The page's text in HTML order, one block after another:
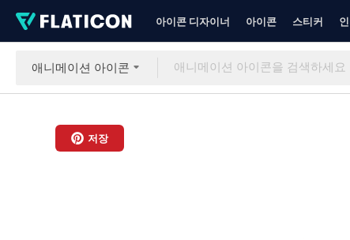
아이콘 디자이너 아이콘 스티커
애니메이션 아이콘
저장